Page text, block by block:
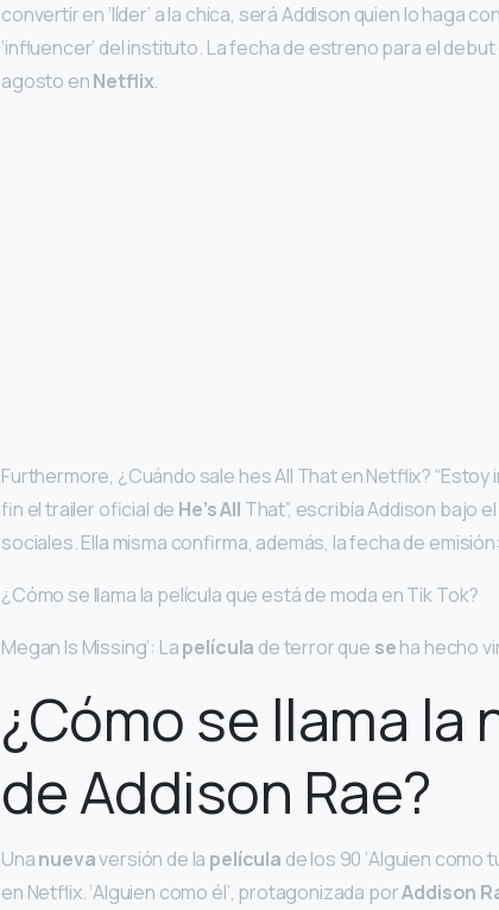
convertir en ‘líder’ a la chica, será Addison quien lo haga
‘influencer’ del instituto. La fecha de estreno para el debut
agosto enNetflix.
Furthermore, ¿Cuándo sale hes All That en Netflix?
fin el trailer oficial de He’s All That”, escribía Addison bajo
sociales. Ella misma confirma, además, la fecha de
¿Cómo se llama la película que está de moda en Tik Tok?
Megan Is Missing’: Lapelícula de terror que seha hecho
¿Cómo se llama la
de Addison Rae?
Unanuevaversión de la película de los 90 ‘Alguien como
en Netflix. ‘Alguien como él’, protagonizada porAddison